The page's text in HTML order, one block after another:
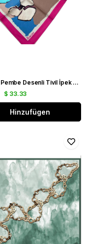
Armine Pembe Desenli Tivil İpek Eşarp 8914 - 57
$ 33.33
Hinzufügen